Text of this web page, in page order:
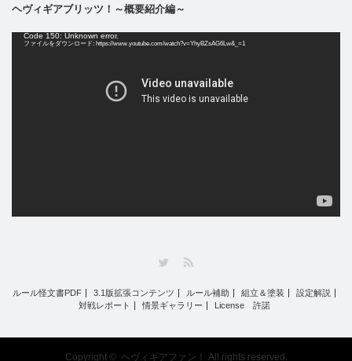
ヘヴィギアブリッツ！～概要紹介編～
Code 150: Unknown error.
ファイルをダウンロード: https://www.youtube.com/watch?v=YhyBZsAG6Lw&_=1
ルール怪文書PDF 3.1版拡張コンテンツ ルール補助 組立＆塗装
設定解説
対戦レポート
情景ギャラリー License 許諾
Copyright © ヘヴィギアファン！ All rights reserved.